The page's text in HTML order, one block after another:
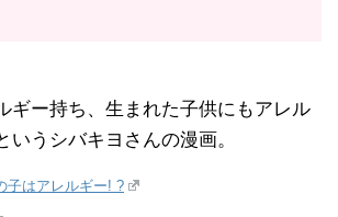
ギー持ち、生まれた子供にもアレル
うシバキヨさんの漫画。
子はアレルギー! ?